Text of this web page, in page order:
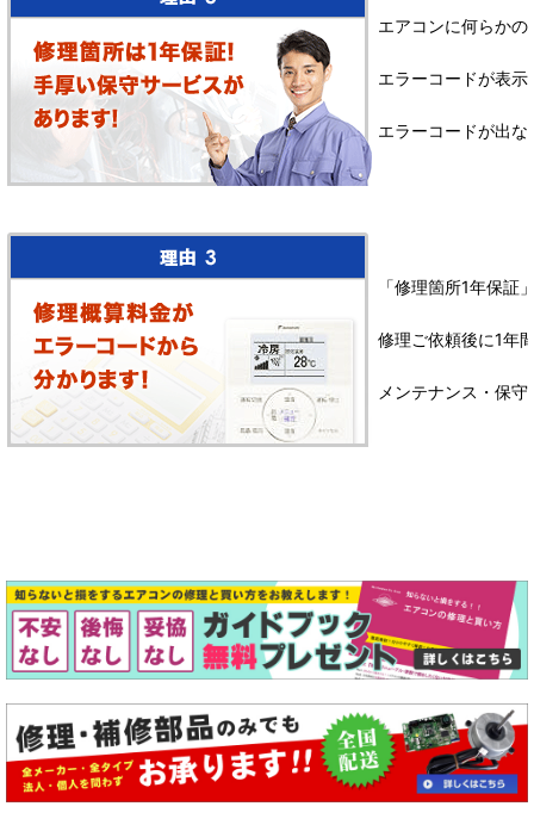
エアコンに何らか
エラーコードが表
エラーコードが出
「修理箇所1年保証
修理ご依頼後に1年
メンテナンス・保